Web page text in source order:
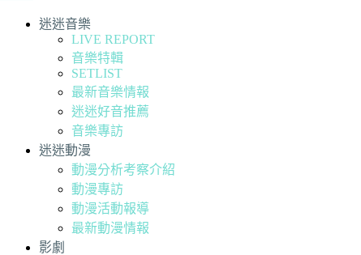
迷迷音樂
LIVE REPORT
音樂特輯
SETLIST
最新音樂情報
迷迷好音推薦
音樂專訪
迷迷動漫
動漫分析考察介紹
動漫專訪
動漫活動報導
最新動漫情報
影劇